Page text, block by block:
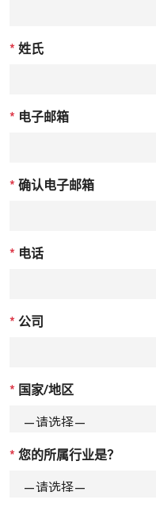
* 姓氏
* 电子邮箱
* 确认电子邮箱
* 电话
* 公司
* 国家/地区
* 您的所属行业是？